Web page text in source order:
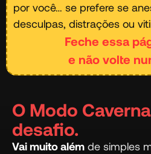
por você… se prefere se
desculpas, distrações ou
Feche essa
e não volte
O Modo
desafio.
Vai muito além de simples